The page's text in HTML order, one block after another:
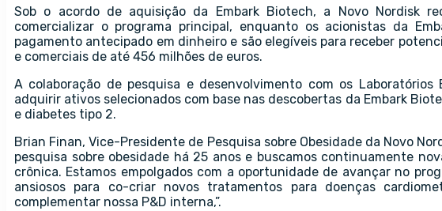
Sob o acordo de aquisição da Embark Biotech, a Novo Nordisk
comercializar o programa principal, enquanto os acionistas da
pagamento antecipado em dinheiro e são elegíveis para receber
e comerciais de até 456 milhões de euros.
A colaboração de pesquisa e desenvolvimento com os
adquirir ativos selecionados com base nas descobertas da Embark
e diabetes tipo 2.
Brian Finan, Vice-Presidente de Pesquisa sobre Obesidade da Novo
pesquisa sobre obesidade há 25 anos e buscamos continuamente
crônica. Estamos empolgados com a oportunidade de avançar no
ansiosos para co-criar novos tratamentos para doenças
complementar nossa P&D interna,”.